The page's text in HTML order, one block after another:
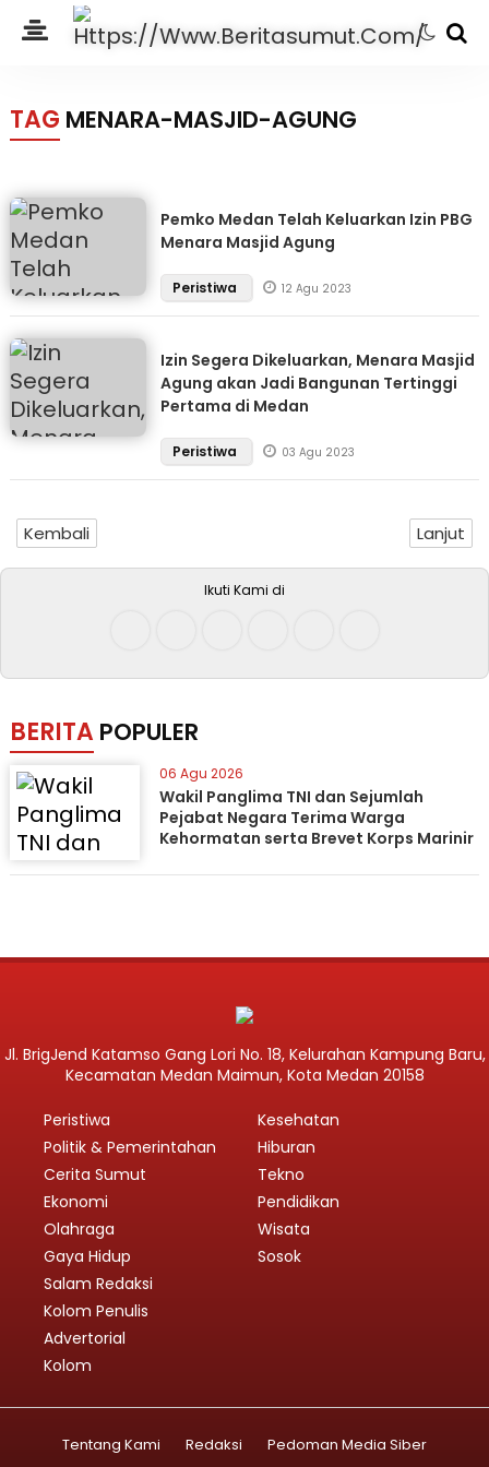
TAG MENARA-MASJID-AGUNG
Pemko Medan Telah Keluarkan Izin PBG
Menara Masjid Agung
Peristiwa 12 Agu 2023
Izin Segera Dikeluarkan, Menara Masjid
Agung akan Jadi Bangunan Tertinggi
Pertama di Medan
Peristiwa 03 Agu 2023
Kembali Lanjut
Ikuti Kami di
BERITA POPULER
06 Agu 2026
Wakil Panglima TNI dan Sejumlah
Pejabat Negara Terima Warga
Kehormatan serta Brevet Korps Marinir
Jl. BrigJend Katamso Gang Lori No. 18, Kelurahan Kampung Baru,
Kecamatan Medan Maimun, Kota Medan 20158
Peristiwa
Politik & Pemerintahan
Cerita Sumut
Ekonomi
Olahraga
Gaya Hidup
Kesehatan
Hiburan
Tekno
Pendidikan
Wisata
Sosok
Salam Redaksi
Kolom Penulis
Advertorial
Kolom
Tentang Kami Redaksi
Pedoman Media Siber